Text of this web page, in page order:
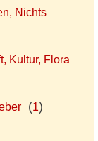
Nichts
Kultur, Flora
(1)